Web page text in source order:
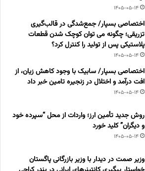
1405-05-14
اختصاصی بسپار/ جمع‌شدگی در قالب‌گیری
تزریقی؛ چگونه می توان کوچک شدن قطعات
پلاستیکی پس از تولید را کنترل کرد؟
1405-05-14
اختصاصی بسپار/ سابیک با وجود کاهش زیان، از
افت درآمد و اختلال در زنجیره تامین خبر داد
1405-05-14
روش جدید تأمین ارز؛ واردات از محل “سپرده خود
و دیگران” کلید خورد
1405-05-14
وزیر صمت در دیدار با وزیر بازرگانی پاگستان